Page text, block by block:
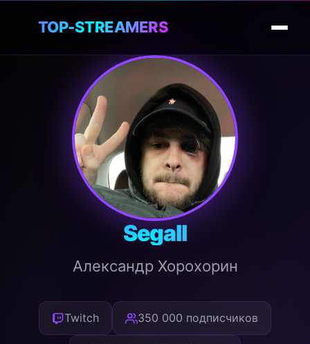
TOP-STREAMERS
Segall
Александр Хорохорин
Twitch 350 000 подписчиков